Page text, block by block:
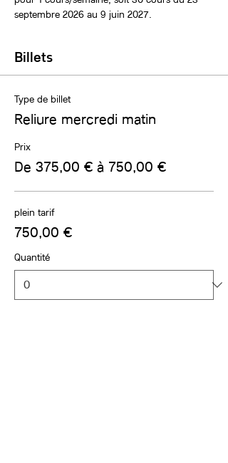
septembre 2026 au 9 juin 2027.
Billets
Type de billet
Reliure mercredi matin
Prix
De 375,00 € à 750,00 €
plein tarif
750,00 €
Quantité